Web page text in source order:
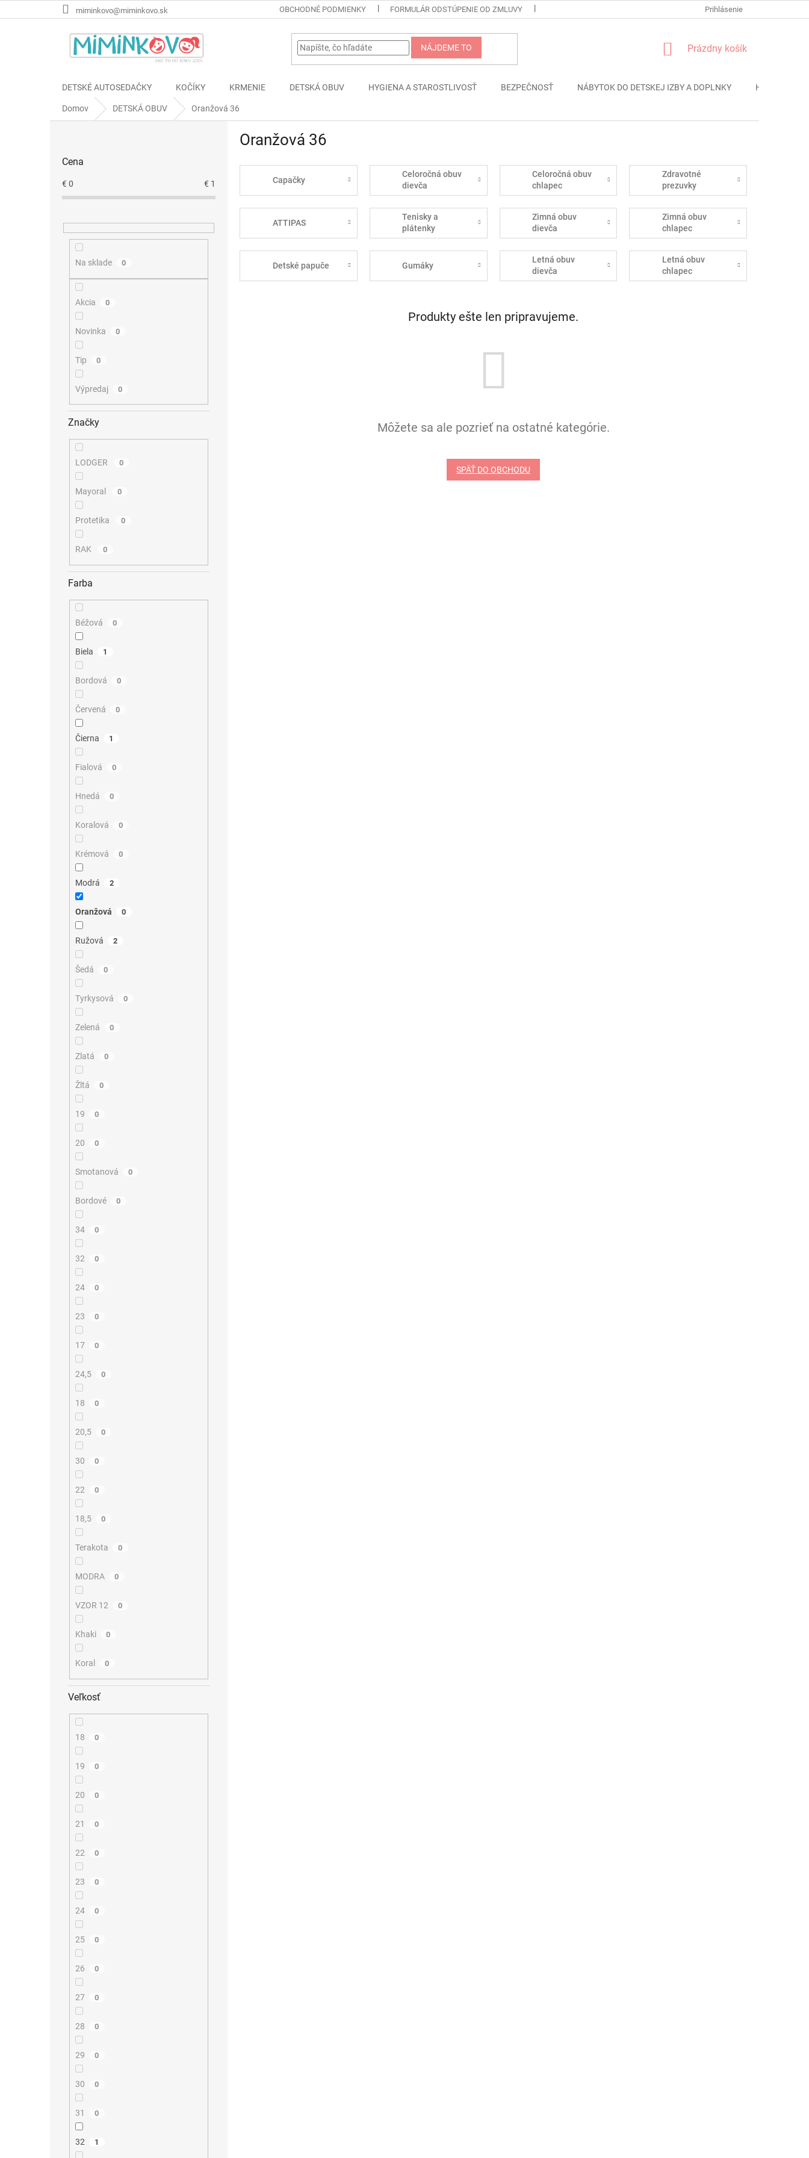
na
miminkovo@miminkovo.sk OBCHODNÉ PODMIENKY FORMULÁR ODSTÚPENIE OD ZMLUVY PODMIENKY OCHRANY OSOBNÝCH
Prihlásenie
NÁJDEME TO
NÁKUPNÝ
Prázdny košík
DETSKÉ AUTOSEDAČKY KOČÍKY KRMENIE DETSKÁ OBUV HYGIENA A STAROSTLIVOSŤ BEZPEČNOSŤ NÁBYTOK DO DETSKEJ IZBY A DOPLNKY HRAČKY
Domov DETSKÁ OBUV Oranžová 36
Cena
€ 0 € 1
Na sklade 0
Akcia 0
Novinka 0
Tip 0
Výpredaj 0
Značky
LODGER 0
Mayoral 0
Protetika 0
RAK 0
Farba
Béžová 0
Biela 1
Bordová 0
Červená 0
Čierna 1
Fialová 0
Hnedá 0
Koralová 0
Krémová 0
Modrá 2
Oranžová 0
Ružová 2
Šedá 0
Tyrkysová 0
Zelená 0
Zlatá 0
Žltá 0
19 0
20 0
Smotanová 0
Bordové 0
34 0
32 0
24 0
23 0
17 0
24,5 0
18 0
20,5 0
30 0
22 0
18,5 0
Terakota 0
MODRA 0
VZOR 12 0
Khaki 0
Koral 0
Veľkosť
18 0
19 0
20 0
21 0
22 0
23 0
24 0
25 0
26 0
27 0
28 0
29 0
30 0
31 0
32 1
Oranžová 36
Capačky
Celoročná obuv
dievča
Celoročná obuv
chlapec
Zdravotné
prezuvky
ATTIPAS
Tenisky a
plátenky
Zimná obuv
dievča
Zimná obuv
chlapec
Detské papuče Gumáky
Letná obuv
dievča
Letná obuv
chlapec
Produkty ešte len pripravujeme.
Môžete sa ale pozrieť na ostatné kategórie.
SPÄŤ DO OBCHODU